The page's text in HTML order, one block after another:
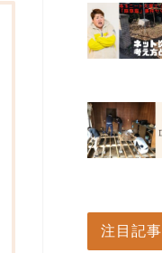
注目記事